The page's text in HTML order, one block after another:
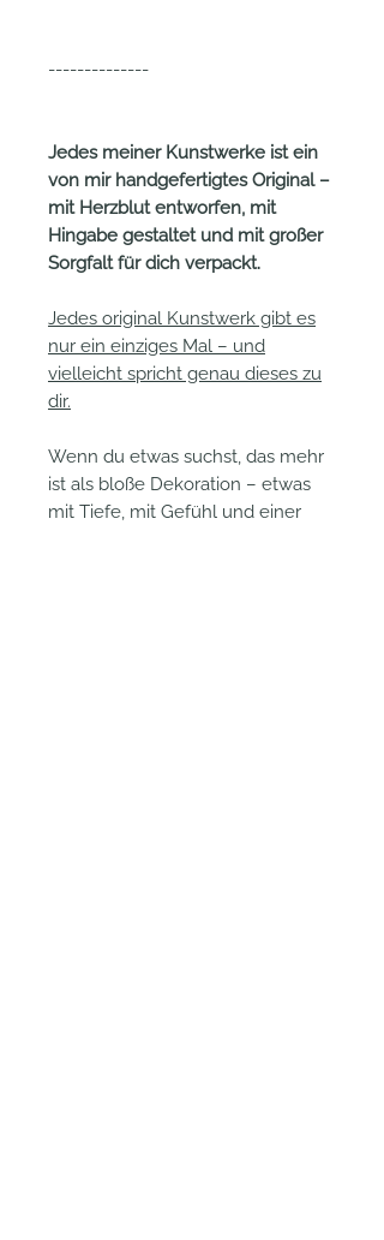
--------------
Jedes meiner Kunstwerke ist ein
von mir handgefertigtes Original –
mit Herzblut entworfen, mit
Hingabe gestaltet und mit großer
Sorgfalt für dich verpackt.
Jedes original Kunstwerk gibt es
nur ein einziges Mal – und
vielleicht spricht genau dieses zu
dir.
Wenn du etwas suchst, das mehr
ist als bloße Dekoration – etwas
mit Tiefe, mit Gefühl und einer